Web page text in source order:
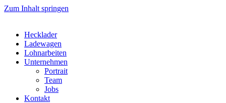
Zum Inhalt springen
Hecklader
Ladewagen
Lohnarbeiten
Unternehmen
Portrait
Team
Jobs
Kontakt